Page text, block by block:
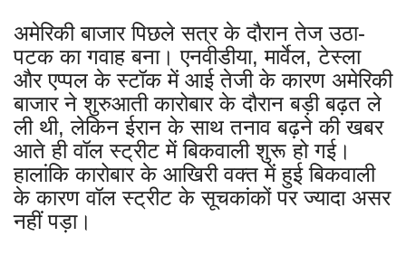
अमेरिकी बाजार पिछले सत्र के दौरान तेज उठा-
पटक का गवाह बना। एनवीडीया, मार्वेल, टेस्ला
और एप्पल के स्टॉक में आई तेजी के कारण अमेरिकी
बाजार ने शुरुआती कारोबार के दौरान बड़ी बढ़त ले
ली थी, लेकिन ईरान के साथ तनाव बढ़ने की खबर
आते ही वॉल स्ट्रीट में बिकवाली शुरू हो गई।
हालांकि कारोबार के आखिरी वक्त में हुई बिकवाली
के कारण वॉल स्ट्रीट के सूचकांकों पर ज्यादा असर
नहीं पड़ा।